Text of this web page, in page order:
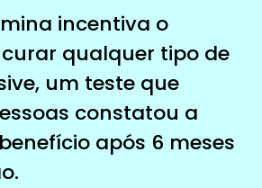
incentiva o
qualquer tipo de
um teste que
constatou a
após 6 meses